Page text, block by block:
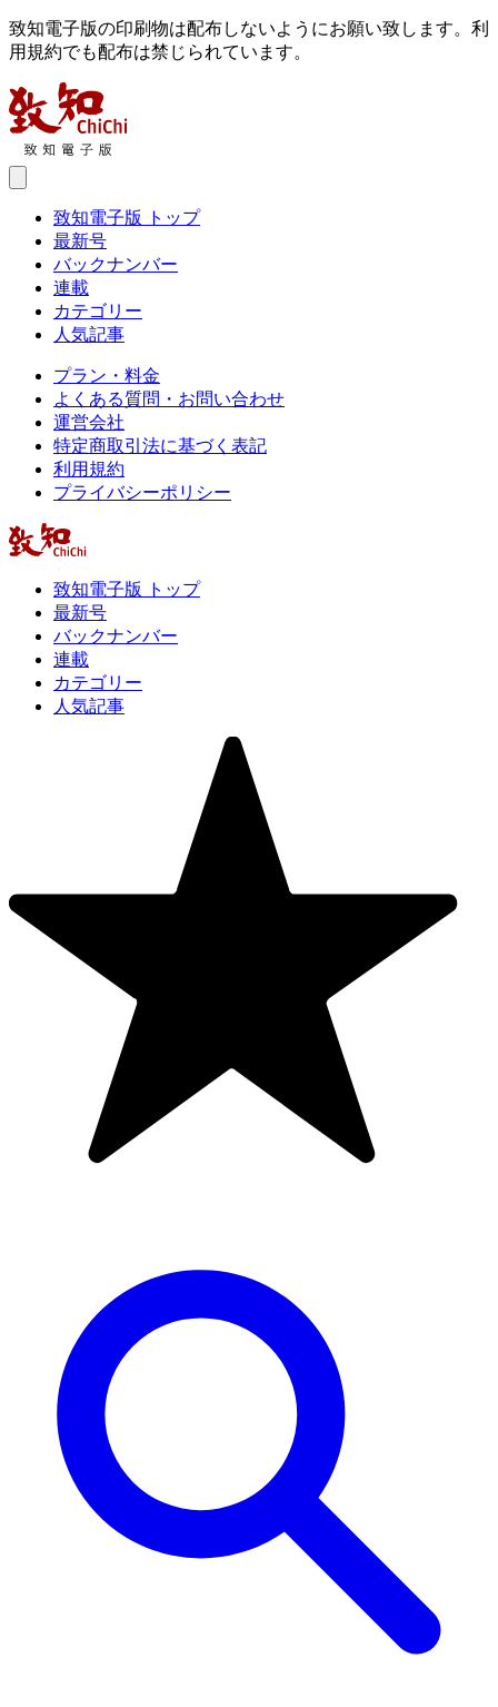
致知電子版の印刷物は配布しないようにお願い致します。利
用規約でも配布は禁じられています。
致知電子版 トップ
最新号
バックナンバー
連載
カテゴリー
人気記事
プラン・料金
よくある質問・お問い合わせ
運営会社
特定商取引法に基づく表記
利用規約
プライバシーポリシー
致知電子版 トップ
最新号
バックナンバー
連載
カテゴリー
人気記事